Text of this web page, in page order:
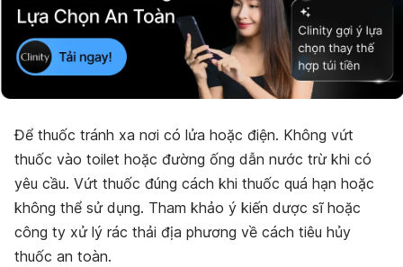
Để thuốc tránh xa nơi có lửa hoặc điện. Không vứt
thuốc vào toilet hoặc đường ống dẫn nước trừ khi có
yêu cầu. Vứt thuốc đúng cách khi thuốc quá hạn hoặc
không thể sử dụng. Tham khảo ý kiến dược sĩ hoặc
công ty xử lý rác thải địa phương về cách tiêu hủy
thuốc an toàn.